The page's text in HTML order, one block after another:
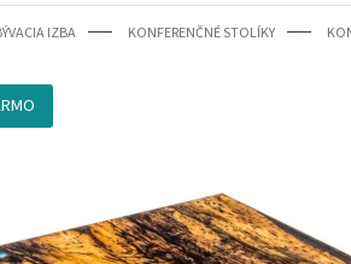
IZBA KONFERENČNÉ STOLÍKY